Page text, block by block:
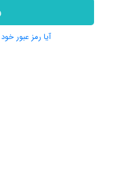
آیا رمز عبور